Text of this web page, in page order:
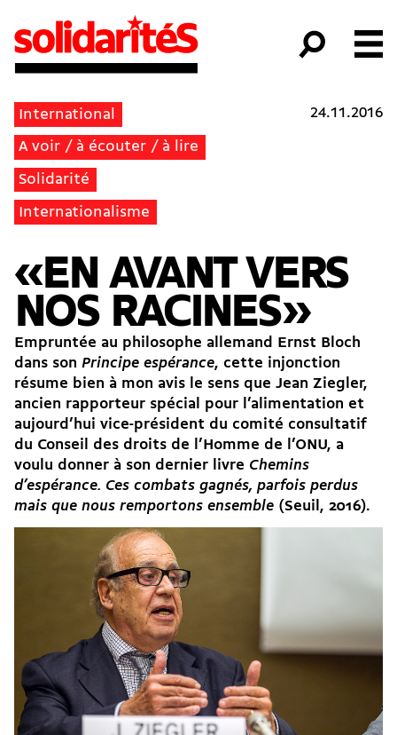
International
A voir / à écouter / à lire
Solidarité
Internationalisme
24.11.2016
«EN AVANT VERS
NOS RACINES»
Empruntée au philosophe allemand Ernst Bloch
dans son Principe espérance, cette injonction
résume bien à mon avis le sens que Jean Ziegler,
ancien rapporteur spécial pour l’alimentation et
aujourd’hui vice-président du comité consultatif
du Conseil des droits de l’Homme de l’ONU, a
voulu donner à son dernier livre Chemins
d’espérance. Ces combats gagnés, parfois perdus
mais que nous remportons ensemble (Seuil, 2016).